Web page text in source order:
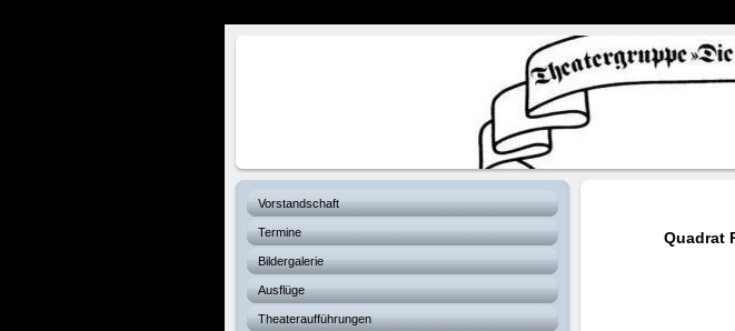
Vorstandschaft
Termine
Bildergalerie
Ausflüge
Theateraufführungen
Quadrat